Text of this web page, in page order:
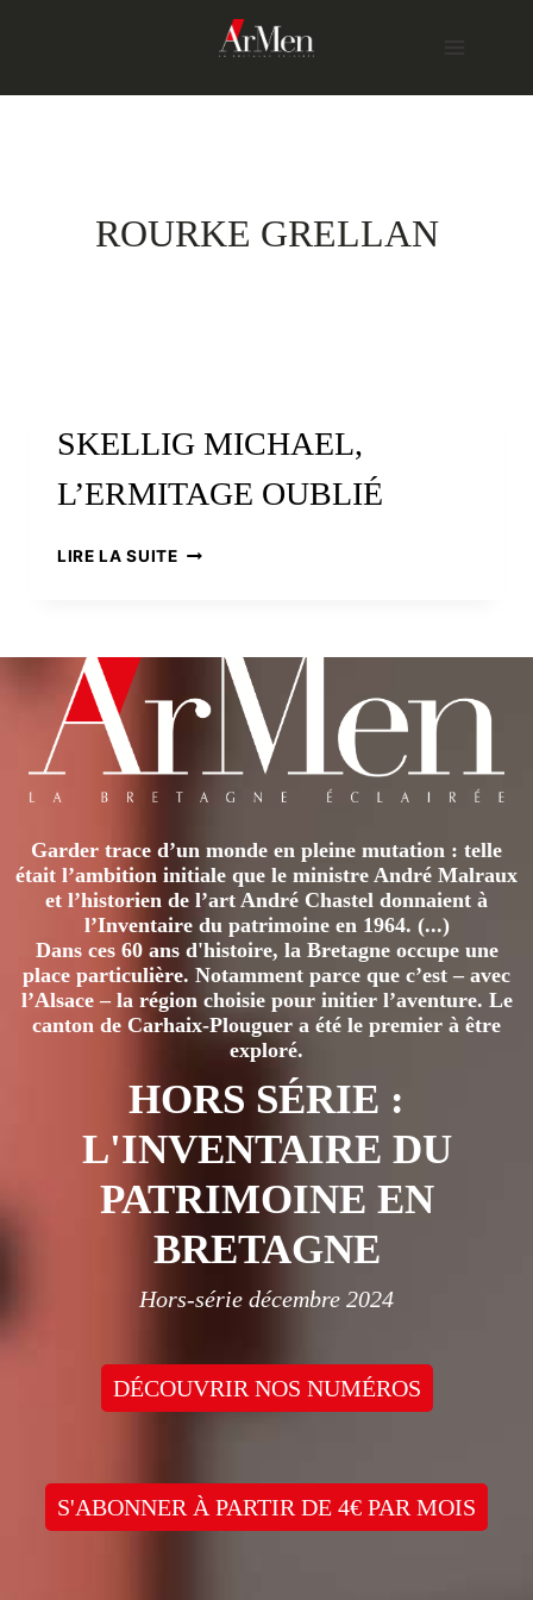
ROURKE GRELLAN
SKELLIG MICHAEL,
L’ERMITAGE OUBLIÉ
LIRE LA SUITESKELLIG
Garder trace d’un monde en pleine mutation : telle
était l’ambition initiale que le ministre André Malraux
et l’historien de l’art André Chastel donnaient à
l’Inventaire du patrimoine en 1964. (...)
Dans ces 60 ans d'histoire, la Bretagne occupe une
place particulière. Notamment parce que c’est – avec
l’Alsace – la région choisie pour initier l’aventure. Le
canton de Carhaix-Plouguer a été le premier à être
exploré.
HORS SÉRIE :
L'INVENTAIRE DU
PATRIMOINE EN
BRETAGNE
Hors-série décembre 2024
DÉCOUVRIR NOS NUMÉROS
S'ABONNER À PARTIR DE 4€ PAR MOIS